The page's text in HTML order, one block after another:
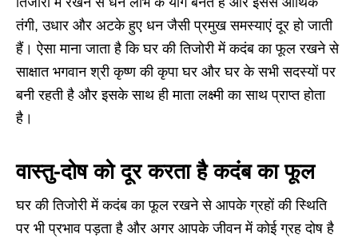
तंगी, उधार और अटके हुए धन जैसी प्रमुख समस्याएं दूर हो जाती
हैं। ऐसा माना जाता है कि घर की तिजोरी में कदंब का फूल रखने से
साक्षात भगवान श्री कृष्ण की कृपा घर और घर के सभी सदस्यों पर
बनी रहती है और इसके साथ ही माता लक्ष्मी का साथ प्राप्त होता
है।
वास्तु-दोष को दूर करता है कदंब का फूल
घर की तिजोरी में कदंब का फूल रखने से आपके ग्रहों की स्थिति
पर भी प्रभाव पड़ता है और अगर आपके जीवन में कोई ग्रह दोष है